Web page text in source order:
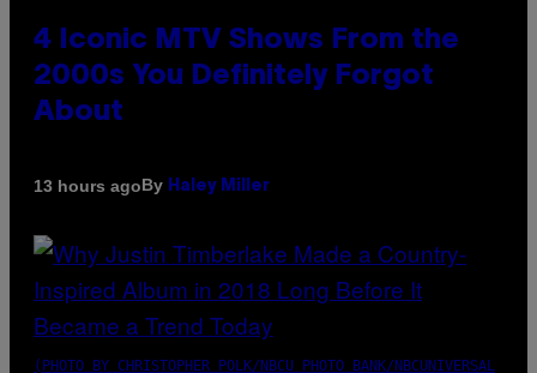
4 Iconic MTV Shows From the
2000s You Definitely Forgot
About
13 hours agoBy Haley Miller
(PHOTO BY CHRISTOPHER POLK/NBCU PHOTO BANK/NBCUNIVERSAL